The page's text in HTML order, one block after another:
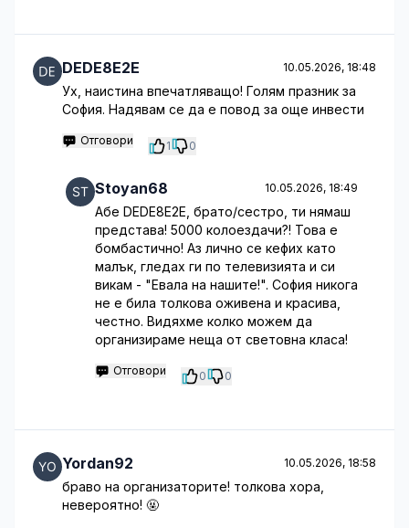
DEDE8E2E 10.05.2026, 18:48
Ух, наистина впечатляващо! Голям празник за
София. Надявам се да е повод за още инвести
Отговори 1 0
Stoyan68 10.05.2026, 18:49
Абе DEDE8E2E, брато/сестро, ти нямаш
представа! 5000 колоездачи?! Това е
бомбастично! Аз лично се кефих като
малък, гледах ги по телевизията и си
викам - "Евала на нашите!". София никога
не е била толкова оживена и красива,
честно. Видяхме колко можем да
организираме неща от световна класа!
Отговори 0 0
Yordan92 10.05.2026, 18:58
браво на организаторите! толкова хора,
невероятно! 🤬